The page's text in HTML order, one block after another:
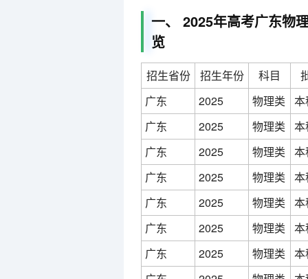
一、 2025年高考广东物
览
招生省份 招生年份 科目
广东
2025 物理类
本
广东
2025 物理类
本
广东
2025 物理类
本
广东
2025 物理类
本
广东
2025 物理类
本
广东
2025 物理类
本
广东
2025 物理类
本